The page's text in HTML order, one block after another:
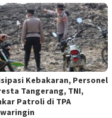
Kebakaran, Personel
Tangerang, TNI,
Patroli di TPA